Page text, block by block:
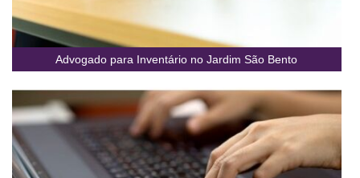
Advogado para Inventário no Jardim São Bento